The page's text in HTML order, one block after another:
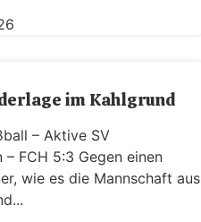
im Kahlgrund
– Aktive SV
– FCH 5:3 Gegen einen
wie es die Mannschaft aus